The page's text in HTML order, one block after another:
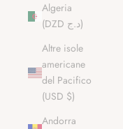
Algeria
(DZD د.ج)
Altre isole
americane
del Pacifico
(USD $)
Andorra